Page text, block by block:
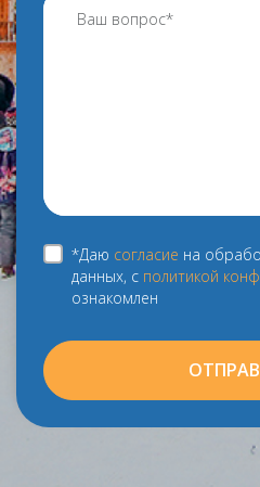
*Даю согласие на
данных, с политикой
ознакомлен